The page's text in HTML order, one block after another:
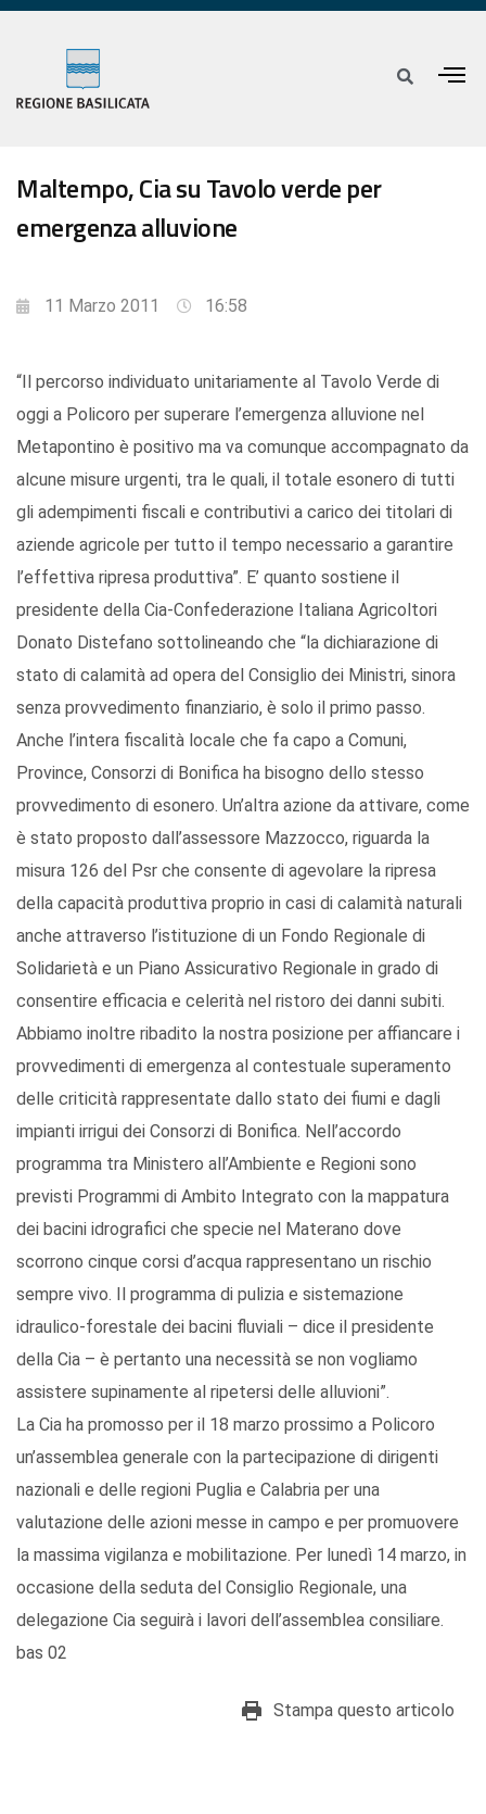
Maltempo, Cia su Tavolo verde per
emergenza alluvione
11 Marzo 2011 16:58
“Il percorso individuato unitariamente al Tavolo Verde di
oggi a Policoro per superare l’emergenza alluvione nel
Metapontino è positivo ma va comunque accompagnato da
alcune misure urgenti, tra le quali, il totale esonero di tutti
gli adempimenti fiscali e contributivi a carico dei titolari di
aziende agricole per tutto il tempo necessario a garantire
l’effettiva ripresa produttiva”. E’ quanto sostiene il
presidente della Cia-Confederazione Italiana Agricoltori
Donato Distefano sottolineando che “la dichiarazione di
stato di calamità ad opera del Consiglio dei Ministri, sinora
senza provvedimento finanziario, è solo il primo passo.
Anche l’intera fiscalità locale che fa capo a Comuni,
Province, Consorzi di Bonifica ha bisogno dello stesso
provvedimento di esonero. Un’altra azione da attivare, come
è stato proposto dall’assessore Mazzocco, riguarda la
misura 126 del Psr che consente di agevolare la ripresa
della capacità produttiva proprio in casi di calamità naturali
anche attraverso l’istituzione di un Fondo Regionale di
Solidarietà e un Piano Assicurativo Regionale in grado di
consentire efficacia e celerità nel ristoro dei danni subiti.
Abbiamo inoltre ribadito la nostra posizione per affiancare i
provvedimenti di emergenza al contestuale superamento
delle criticità rappresentate dallo stato dei fiumi e dagli
impianti irrigui dei Consorzi di Bonifica. Nell’accordo
programma tra Ministero all’Ambiente e Regioni sono
previsti Programmi di Ambito Integrato con la mappatura
dei bacini idrografici che specie nel Materano dove
scorrono cinque corsi d’acqua rappresentano un rischio
sempre vivo. Il programma di pulizia e sistemazione
idraulico-forestale dei bacini fluviali – dice il presidente
della Cia – è pertanto una necessità se non vogliamo
assistere supinamente al ripetersi delle alluvioni”.
La Cia ha promosso per il 18 marzo prossimo a Policoro
un’assemblea generale con la partecipazione di dirigenti
nazionali e delle regioni Puglia e Calabria per una
valutazione delle azioni messe in campo e per promuovere
la massima vigilanza e mobilitazione. Per lunedì 14 marzo, in
occasione della seduta del Consiglio Regionale, una
delegazione Cia seguirà i lavori dell’assemblea consiliare.
bas 02
Stampa questo articolo